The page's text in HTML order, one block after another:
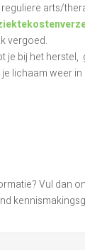
arts/
vergoed.
je bij het
lichaam weer
Vul dan